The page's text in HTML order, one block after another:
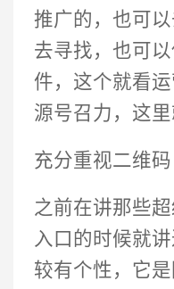
推广的，也可
去寻找，也可
件，这个就看
源号召力，这里
充分重视二维码
之前在讲那些
入口的时候就
较有个性，它